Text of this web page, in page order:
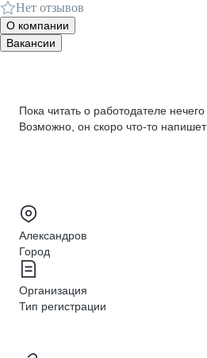
Нет отзывов
О компании
Вакансии
Пока читать о работодателе нечего
Возможно, он скоро что‑то напишет
Александров
Город
Организация
Тип регистрации